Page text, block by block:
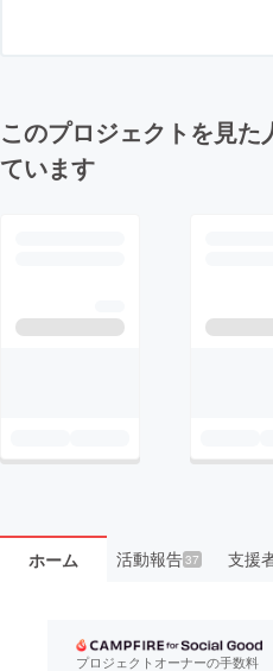
このプロジェクトを見
ています
ホーム 活動報告37 支援
プロジェクトオーナーの手数料